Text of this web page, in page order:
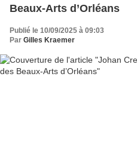
Beaux-Arts d’Orléans
Publié le 10/09/2025 à 09:03
Par Gilles Kraemer